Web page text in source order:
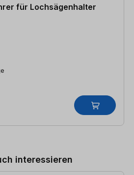
für Lochsägenhalter
interessieren